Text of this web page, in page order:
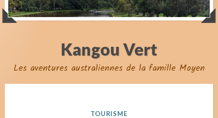
Kangou Vert
Les aventures australiennes de la famille Moyen
POSTED
TOURISME